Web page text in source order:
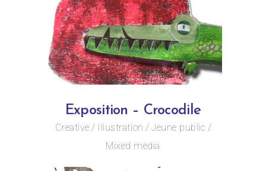
Exposition – Crocodile
Creative Illustration
Jeune public
Mixed media